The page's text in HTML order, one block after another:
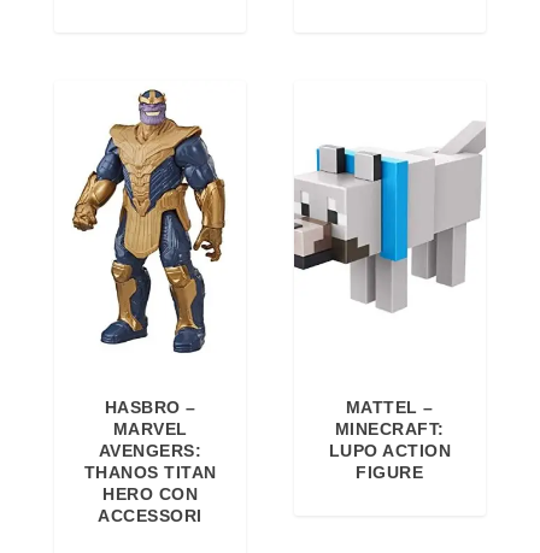
HASBRO –
MARVEL
AVENGERS:
THANOS TITAN
HERO CON
ACCESSORI
MATTEL –
MINECRAFT:
LUPO ACTION
FIGURE